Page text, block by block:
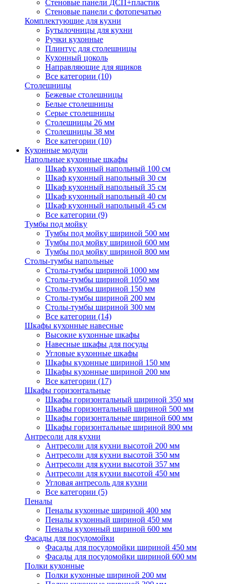
Стеновые панели ДСП+пластик
Стеновые панели с фотопечатью
Комплектующие для кухни
Бутылочницы для кухни
Ручки кухонные
Плинтус для столешницы
Кухонный цоколь
Направляющие для ящиков
Все категории (10)
Столешницы
Бежевые столешницы
Белые столешницы
Серые столешницы
Столешницы 26 мм
Столешницы 38 мм
Все категории (10)
Кухонные модули
Напольные кухонные шкафы
Шкаф кухонный напольный 100 см
Шкаф кухонный напольный 30 см
Шкаф кухонный напольный 35 см
Шкаф кухонный напольный 40 см
Шкаф кухонный напольный 45 см
Все категории (9)
Тумбы под мойку
Тумбы под мойку шириной 500 мм
Тумбы под мойку шириной 600 мм
Тумбы под мойку шириной 800 мм
Столы-тумбы напольные
Столы-тумбы шириной 1000 мм
Столы-тумбы шириной 1050 мм
Столы-тумбы шириной 150 мм
Столы-тумбы шириной 200 мм
Столы-тумбы шириной 300 мм
Все категории (14)
Шкафы кухонные навесные
Высокие кухонные шкафы
Навесные шкафы для посуды
Угловые кухонные шкафы
Шкафы кухонные шириной 150 мм
Шкафы кухонные шириной 200 мм
Все категории (17)
Шкафы горизонтальные
Шкафы горизонтальный шириной 350 мм
Шкафы горизонтальный шириной 500 мм
Шкафы горизонтальные шириной 600 мм
Шкафы горизонтальные шириной 800 мм
Антресоли для кухни
Антресоли для кухни высотой 200 мм
Антресоли для кухни высотой 350 мм
Антресоли для кухни высотой 357 мм
Антресоли для кухни высотой 450 мм
Угловая антресоль для кухни
Все категории (5)
Пеналы
Пеналы кухонные шириной 400 мм
Пеналы кухонный шириной 450 мм
Пеналы кухонный шириной 600 мм
Фасады для посудомойки
Фасады для посудомойки шириной 450 мм
Фасады для посудомойки шириной 600 мм
Полки кухонные
Полки кухонные шириной 200 мм